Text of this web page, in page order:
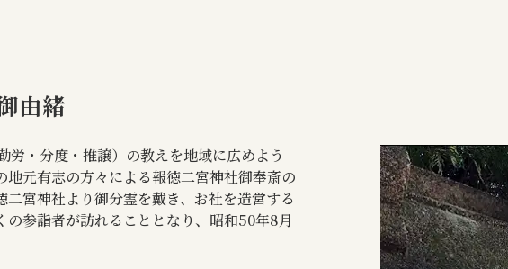
由緒
・分度・推譲）の教えを地域に広めよう
元有志の方々による報徳二宮神社御奉斎の
宮神社より御分霊を戴き、お社を造営する
参詣者が訪れることとなり、昭和50年8月